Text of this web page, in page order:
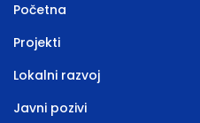
Početna
Projekti
Lokalni razvoj
Javni pozivi